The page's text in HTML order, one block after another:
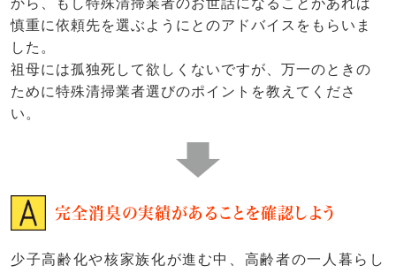
から、もし特殊清掃業者のお世話になることがあれば
慎重に依頼先を選ぶようにとのアドバイスをもらいま
した。
祖母には孤独死して欲しくないですが、万一のときの
ために特殊清掃業者選びのポイントを教えてくださ
い。
完全消臭の実績があることを確認しよう
少子高齢化や核家族化が進む中、高齢者の一人暮らし